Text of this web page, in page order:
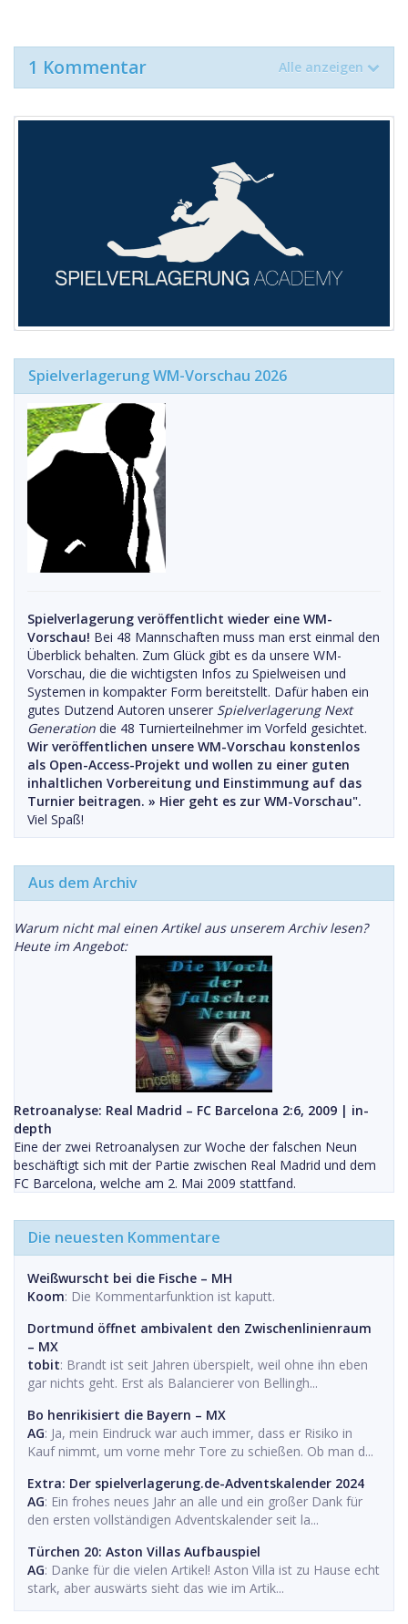
1 Kommentar Alle anzeigen
Spielverlagerung WM-Vorschau 2026
Spielverlagerung veröffentlicht wieder eine WM-
Vorschau! Bei 48 Mannschaften muss man erst einmal den
Überblick behalten. Zum Glück gibt es da unsere WM-
Vorschau, die die wichtigsten Infos zu Spielweisen und
Systemen in kompakter Form bereitstellt. Dafür haben ein
gutes Dutzend Autoren unserer Spielverlagerung Next
Generation die 48 Turnierteilnehmer im Vorfeld gesichtet.
Wir veröffentlichen unsere WM-Vorschau konstenlos
als Open-Access-Projekt und wollen zu einer guten
inhaltlichen Vorbereitung und Einstimmung auf das
Turnier beitragen. » Hier geht es zur WM-Vorschau".
Viel Spaß!
Aus dem Archiv
Warum nicht mal einen Artikel aus unserem Archiv lesen?
Heute im Angebot:
Retroanalyse: Real Madrid – FC Barcelona 2:6, 2009 | in-
depth
Eine der zwei Retroanalysen zur Woche der falschen Neun
beschäftigt sich mit der Partie zwischen Real Madrid und dem
FC Barcelona, welche am 2. Mai 2009 stattfand.
Die neuesten Kommentare
Weißwurscht bei die Fische – MH
Koom: Die Kommentarfunktion ist kaputt.
Dortmund öffnet ambivalent den Zwischenlinienraum
– MX
tobit: Brandt ist seit Jahren überspielt, weil ohne ihn eben
gar nichts geht. Erst als Balancierer von Bellingh...
Bo henrikisiert die Bayern – MX
AG: Ja, mein Eindruck war auch immer, dass er Risiko in
Kauf nimmt, um vorne mehr Tore zu schießen. Ob man d...
Extra: Der spielverlagerung.de-Adventskalender 2024
AG: Ein frohes neues Jahr an alle und ein großer Dank für
den ersten vollständigen Adventskalender seit la...
Türchen 20: Aston Villas Aufbauspiel
AG: Danke für die vielen Artikel! Aston Villa ist zu Hause echt
stark, aber auswärts sieht das wie im Artik...